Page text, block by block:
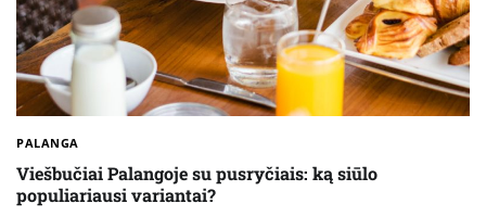
PALANGA
Viešbučiai Palangoje su pusryčiais: ką siūlo
populiariausi variantai?